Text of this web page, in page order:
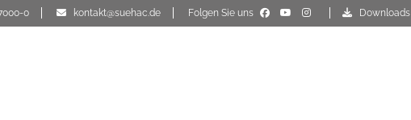
0 kontakt@suehac.de Folgen Sie uns Downloads